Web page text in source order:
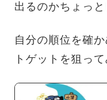
出るのかちょっ
自分の順位を確
トゲットを狙っ